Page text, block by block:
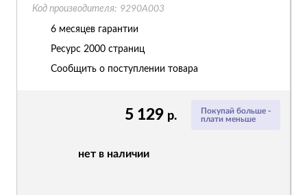
Покупай больше -
плати меньше
5 129 р.
нет в наличии
Код производителя: 9290A003
6 месяцев гарантии
Ресурс 2000 страниц
Сообщить о поступлении товара